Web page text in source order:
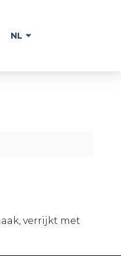
NL
verrijkt met